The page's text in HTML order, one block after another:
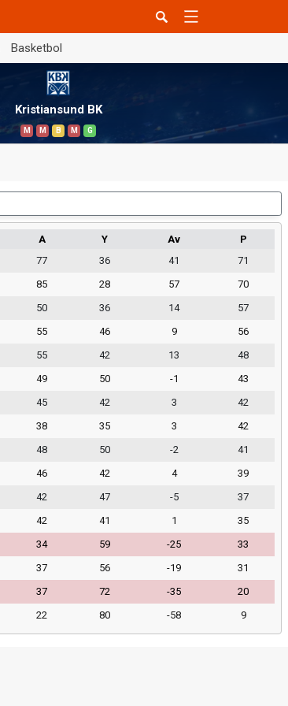
Basketbol
Kristiansund BK
M M B M G
A Y Av
P
77 36 41
71
85 28 57
70
50 36 14
57
55 46 9
56
55 42 13
48
49 50 -1
43
45 42 3
42
38 35 3
42
48 50 -2
41
46 42 4
39
42 47 -5
37
42 41 1
35
34 59 -25
33
37 56 -19
31
37 72 -35
20
22 80 -58 9